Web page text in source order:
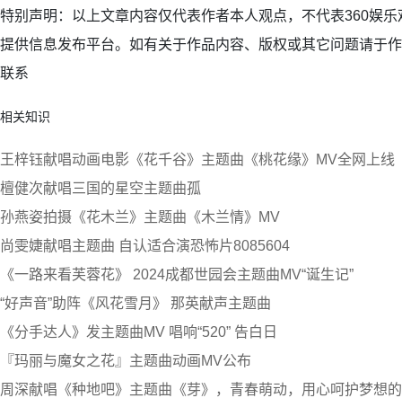
特别声明：以上文章内容仅代表作者本人观点，不代表360娱
提供信息发布平台。如有关于作品内容、版权或其它问题请于
联系
相关知识
王梓钰献唱动画电影《花千谷》主题曲《桃花缘》MV全网上线
檀健次献唱三国的星空主题曲孤
孙燕姿拍摄《花木兰》主题曲《木兰情》MV
尚雯婕献唱主题曲 自认适合演恐怖片8085604
《一路来看芙蓉花》 2024成都世园会主题曲MV“诞生记”
“好声音”助阵《风花雪月》 那英献声主题曲
《分手达人》发主题曲MV 唱响“520” 告白日
『玛丽与魔女之花』主题曲动画MV公布
周深献唱《种地吧》主题曲《芽》，青春萌动，用心呵护梦想